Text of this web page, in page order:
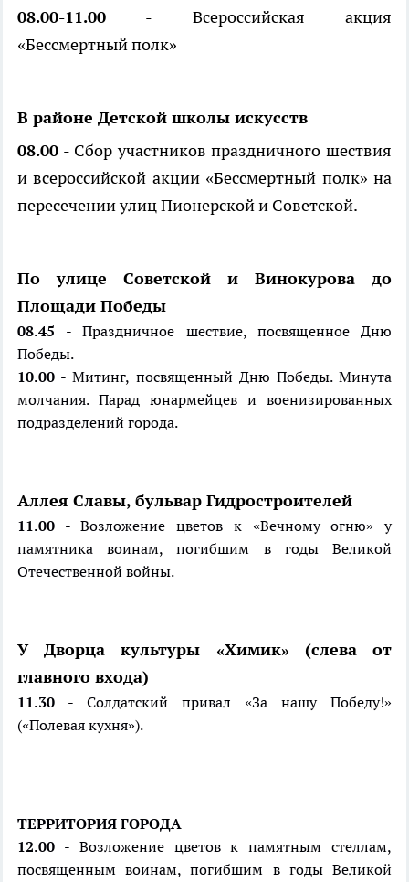
08.00-11.00 - Всероссийская акция
«Бессмертный полк»
В районе Детской школы искусств
08.00 - Сбор участников праздничного шествия
и всероссийской акции «Бессмертный полк» на
пересечении улиц Пионерской и Советской.
По улице Советской и Винокурова до
Площади Победы
08.45 - Праздничное шествие, посвященное Дню
Победы.
10.00 - Митинг, посвященный Дню Победы. Минута
молчания. Парад юнармейцев и военизированных
подразделений города.
Аллея Славы, бульвар Гидростроителей
11.00 - Возложение цветов к «Вечному огню» у
памятника воинам, погибшим в годы Великой
Отечественной войны.
У Дворца культуры «Химик» (слева от
главного входа)
11.30 - Солдатский привал «За нашу Победу!»
(«Полевая кухня»).
ТЕРРИТОРИЯ ГОРОДА
12.00 - Возложение цветов к памятным стеллам,
посвященным воинам, погибшим в годы Великой